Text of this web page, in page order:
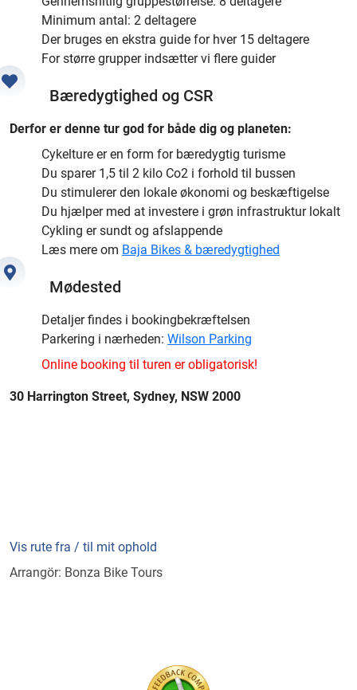
Minimum antal: 2 deltagere
Der bruges en ekstra guide for hver 15 deltagere
For større grupper indsætter vi flere guider
Bæredygtighed og CSR
Derfor er denne tur god for både dig og planeten:
Cykelture er en form for bæredygtig turisme
Du sparer 1,5 til 2 kilo Co2 i forhold til bussen
Du stimulerer den lokale økonomi og beskæftigelse
Du hjælper med at investere i grøn infrastruktur lokalt
Cykling er sundt og afslappende
Læs mere om Baja Bikes & bæredygtighed
Mødested
Detaljer findes i bookingbekræftelsen
Parkering i nærheden: Wilson Parking
Online booking til turen er obligatorisk!
30 Harrington Street, Sydney, NSW 2000
Vis rute fra / til mit ophold
Arrangör: Bonza Bike Tours